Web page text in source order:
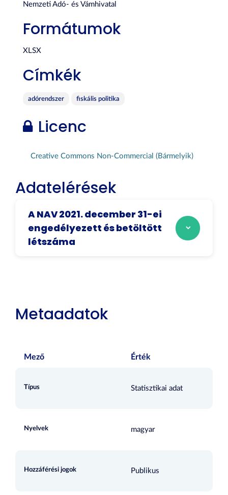
Nemzeti Adó- és Vámhivatal
Formátumok
XLSX
Címkék
adórendszer fiskális politika
Licenc
Creative Commons Non-Commercial (Bármelyik)
Adatelérések
A NAV 2021. december 31-ei
engedélyezett és betöltött
létszáma
Metaadatok
Mező Érték
Típus Statisztikai adat
Nyelvek magyar
Hozzáférési jogok Publikus